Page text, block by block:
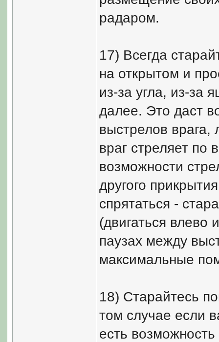
радаром.
17) Всегда
на открытом и
из-за угла, из-за
далее. Это даст
выстрелов врага,
враг стреляет по
возможности
другого
спрятаться -
(двигаться влево
паузах между
максимальные
18) Старайтесь
том случае если
есть